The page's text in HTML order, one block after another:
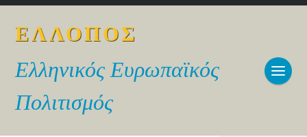
ΕΛΛΟΠΟΣ
Ελληνικός Ευρωπαϊκός
Πολιτισμός